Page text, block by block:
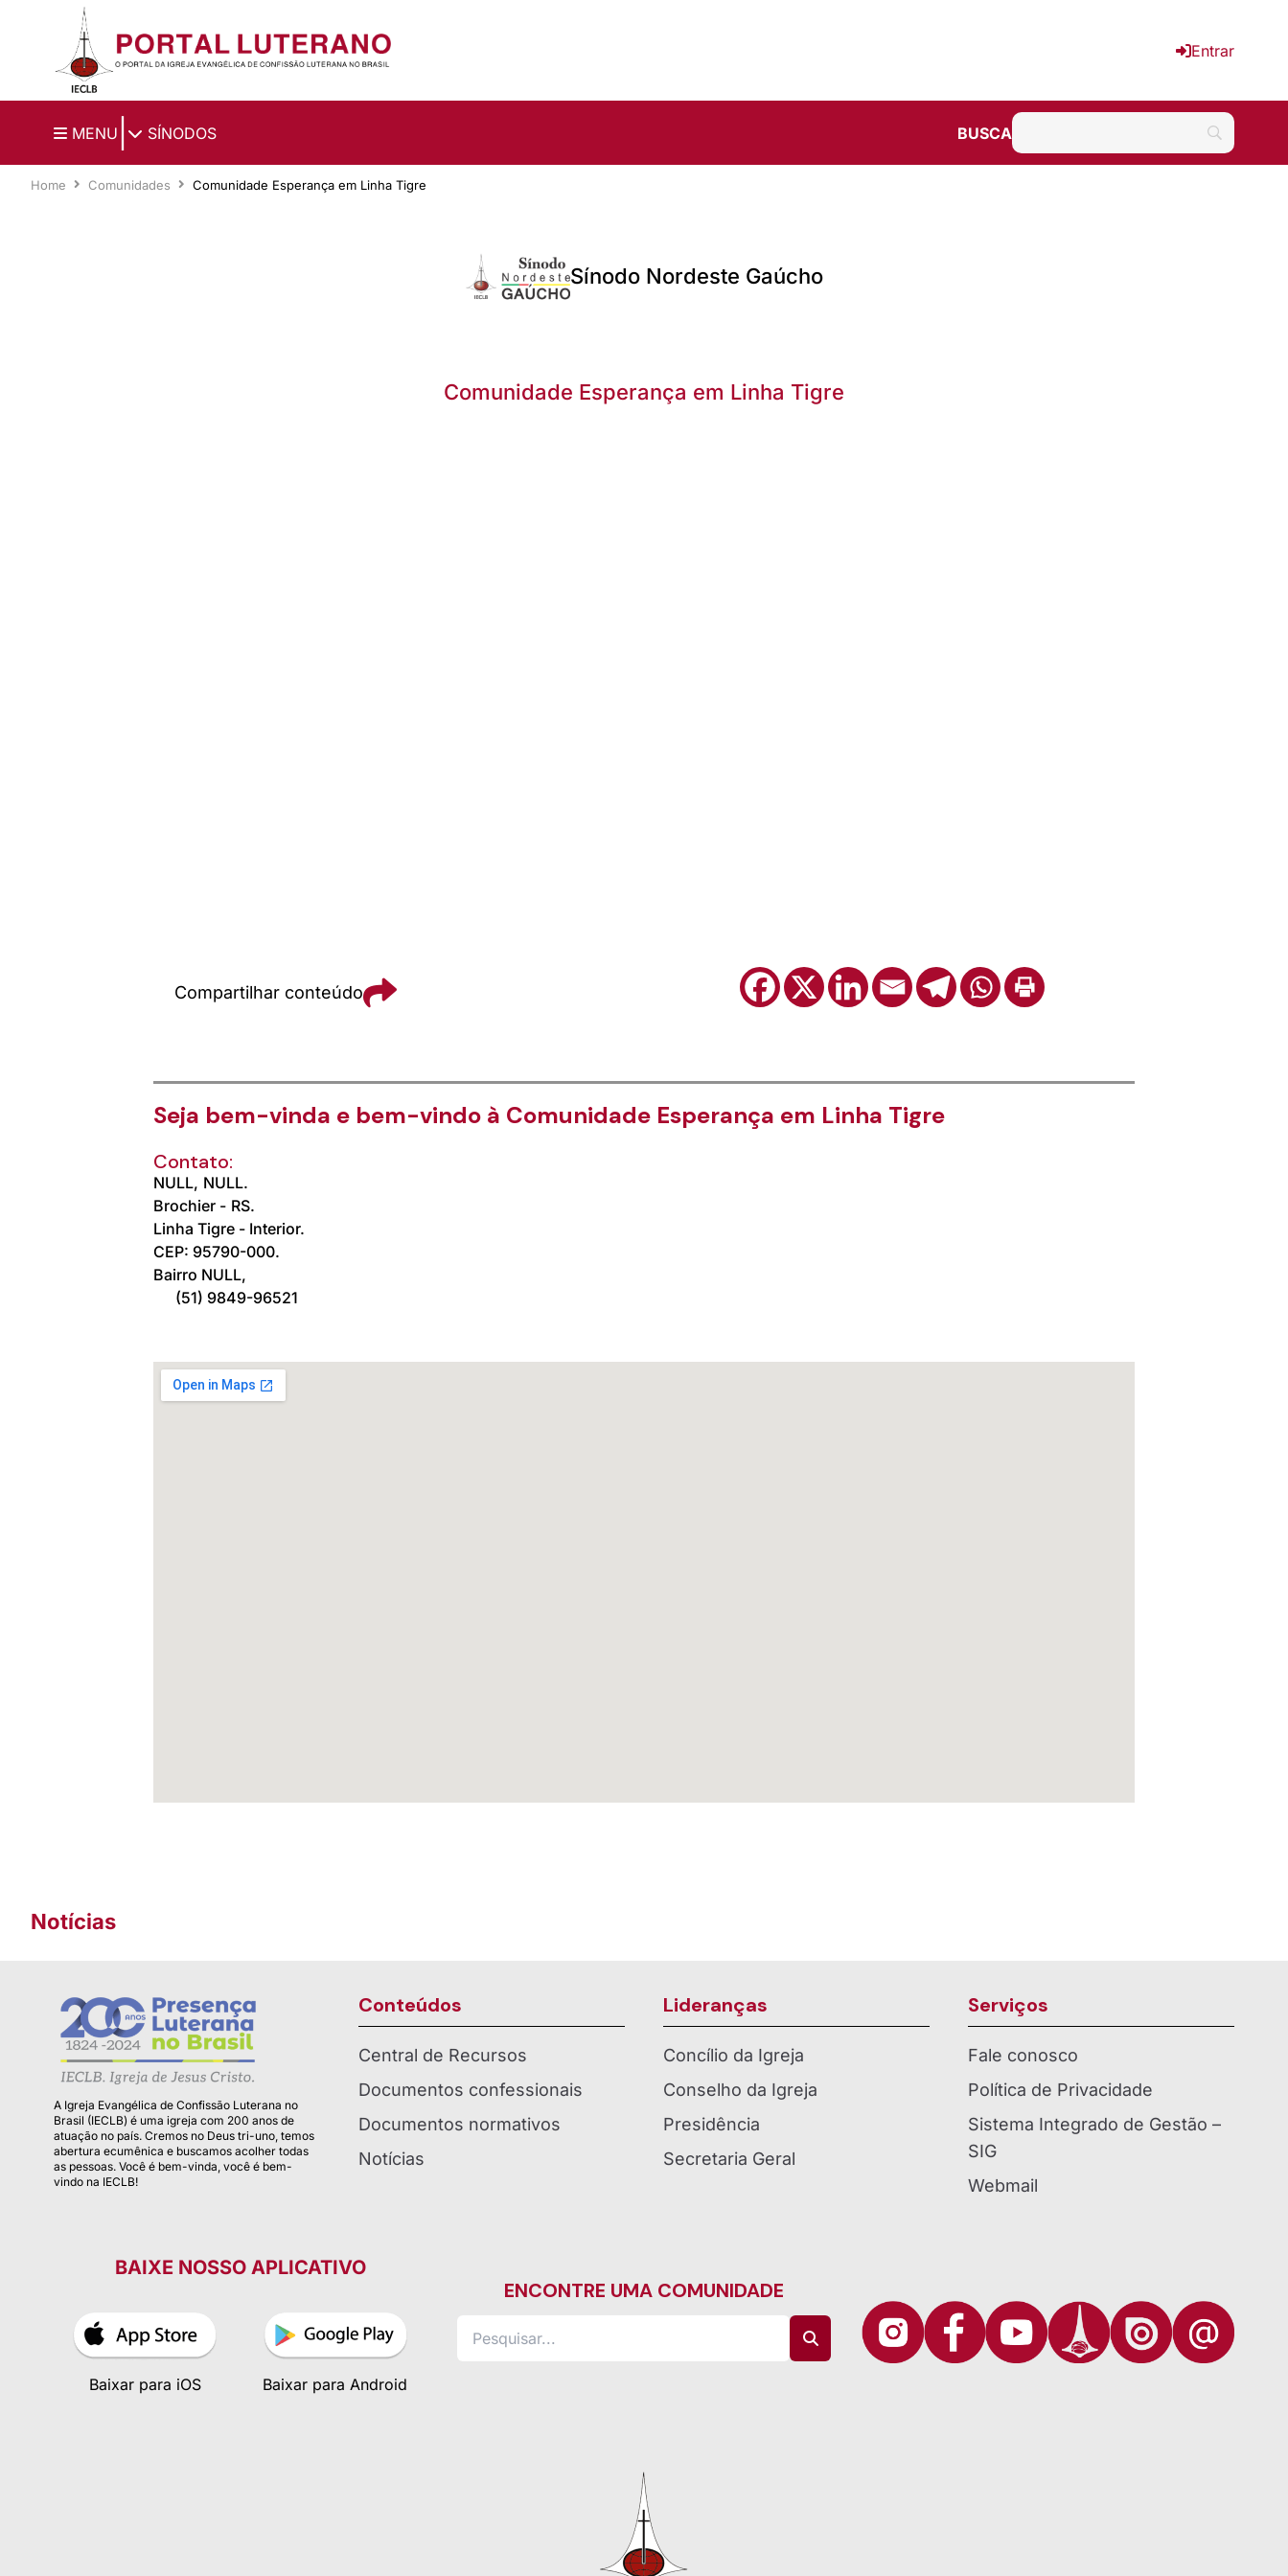
Ir para o conteúdo principal
Entrar
MENU SÍNODOS BUSCA
Home Comunidades Comunidade Esperança em Linha Tigre
Sínodo Nordeste Gaúcho
Comunidade Esperança em Linha Tigre
Compartilhar conteúdo
Seja bem-vinda e bem-vindo à Comunidade Esperança em Linha Tigre
Contato:
NULL, NULL.
Brochier - RS.
Linha Tigre - Interior.
CEP: 95790-000.
Bairro NULL,
(51) 9849-96521
Notícias
A Igreja Evangélica de Confissão Luterana no
Brasil (IECLB) é uma igreja com 200 anos de
atuação no país. Cremos no Deus tri-uno, temos
abertura ecumênica e buscamos acolher todas
as pessoas. Você é bem-vinda, você é bem-
vindo na IECLB!
Conteúdos
Central de Recursos
Documentos confessionais
Documentos normativos
Notícias
Lideranças
Concílio da Igreja
Conselho da Igreja
Presidência
Secretaria Geral
Serviços
Fale conosco
Política de Privacidade
Sistema Integrado de Gestão –
SIG
Webmail
BAIXE NOSSO APLICATIVO
Baixar para iOS Baixar para Android
ENCONTRE UMA COMUNIDADE